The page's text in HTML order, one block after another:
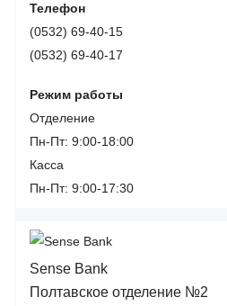
Телефон
(0532) 69-40-15
(0532) 69-40-17
Режим работы
Отделение
Пн-Пт: 9:00-18:00
Касса
Пн-Пт: 9:00-17:30
Sense Bank
Полтавское отделение №2